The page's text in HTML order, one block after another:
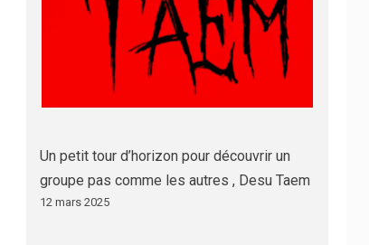
Un petit tour d’horizon pour découvrir un
groupe pas comme les autres , Desu Taem
12 mars 2025